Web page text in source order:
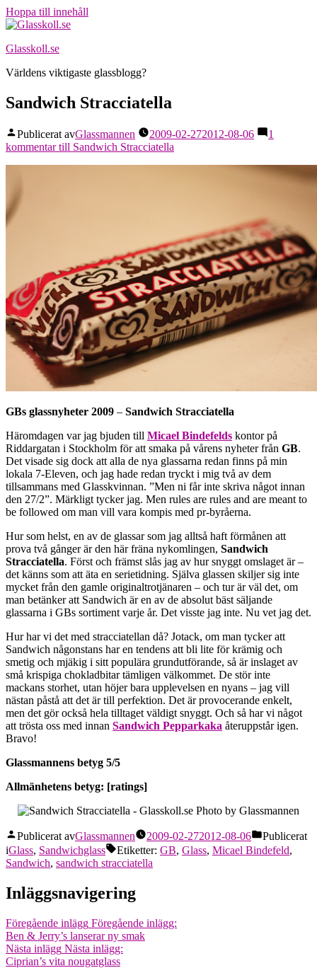
Hoppa till innehåll
Glasskoll.se
Världens viktigaste glassblogg?
Sandwich Stracciatella
Publicerat avGlassmannen 2009-02-272012-08-06
1
kommentartill Sandwich Stracciatella
GBs glassnyheter 2009 – Sandwich Stracciatella
Häromdagen var jag bjuden till Micael Bindefelds kontor på
Riddargatan i Stockholm för att smaka på vårens nyheter från GB.
Det visade sig dock att alla de nya glassarna redan finns på min
lokala 7-Eleven, och jag hade redan tryckt i mig två av dem
tillsammans med Glasskvinnan. ”Men ni får inte skriva något innan
den 27/2”. Märkligt tycker jag. Men rules are rules and are meant to
be followed om man vill vara kompis med pr-byråerna.
Hur som helst, en av de glassar som jag alltså haft förmånen att
prova två gånger är den här fräna nykomlingen, Sandwich
Stracciatella. Först och främst slås jag av hur snyggt omslaget är –
det känns som att äta en serietidning. Själva glassen skiljer sig inte
mycket från den gamle originaltrotjänaren – och tur är väl det, om
man betänker att Sandwich är en av de absolut bäst säljande
glassarna i GBs sortiment varje år. Det visste jag inte. Nu vet jag det.
Hur har vi det med stracciatellan då? Jotack, om man tycker att
Sandwich någonstans har en tendens att bli lite för krämig och
smetig och mjäkig i sitt populära grundutförande, så är inslaget av
små krispiga chokladbitar tämligen välkommet. De stör inte
mackans storhet, utan höjer bara upplevelsen en nyans – jag vill
nästan påstå att det är till perfektion. Det är provocerande enkelt,
men det gör också hela tilltaget väldigt snyggt. Och så har vi något
att trösta oss med innan Sandwich Pepparkaka återuppstår igen.
Bravo!
Glassmannens betyg 5/5
Allmänhetens betyg: [ratings]
Publicerat avGlassmannen 2009-02-272012-08-06
Publicerat
iGlass, Sandwichglass Etiketter: GB, Glass, Micael Bindefeld,
Sandwich, sandwich stracciatella
Inläggsnavigering
Föregående inlägg Föregående inlägg:
Ben & Jerry’s lanserar ny smak
Nästa inlägg Nästa inlägg:
Ciprian’s vita nougatglass